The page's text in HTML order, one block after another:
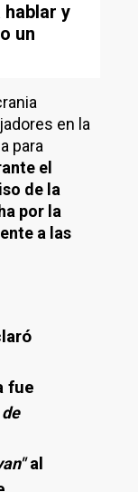
y
un
en la
para
el
de la
por la
a las
fue
al